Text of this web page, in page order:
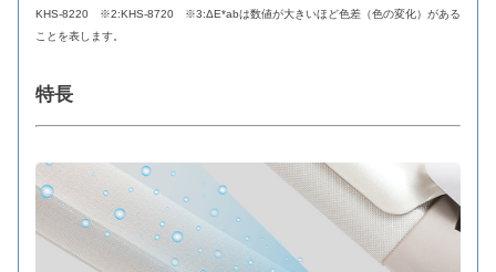
KHS-8220 ※2:KHS-8720 ※3:ΔE*abは数値が大きいほど色差（色の変化）がある
ことを表します。
特長